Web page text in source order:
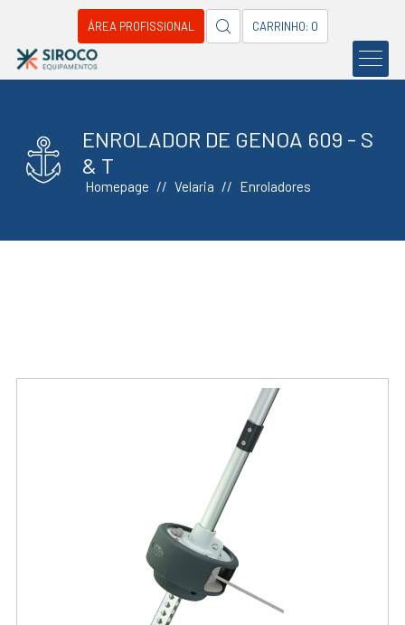
ÁREA PROFISSIONAL CARRINHO: 0
ENROLADOR DE GENOA 609 - S
& T
Homepage Velaria Enroladores